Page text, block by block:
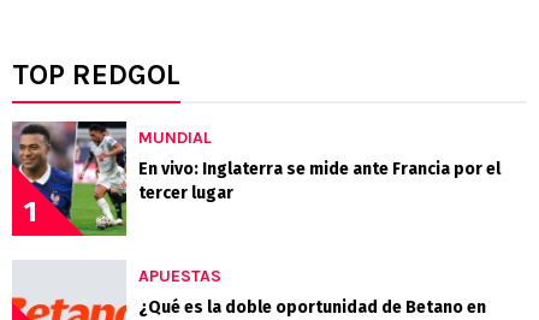
TOP REDGOL
1
MUNDIAL
En vivo: Inglaterra se mide ante Francia por el
tercer lugar
APUESTAS
¿Qué es la doble oportunidad de Betano en